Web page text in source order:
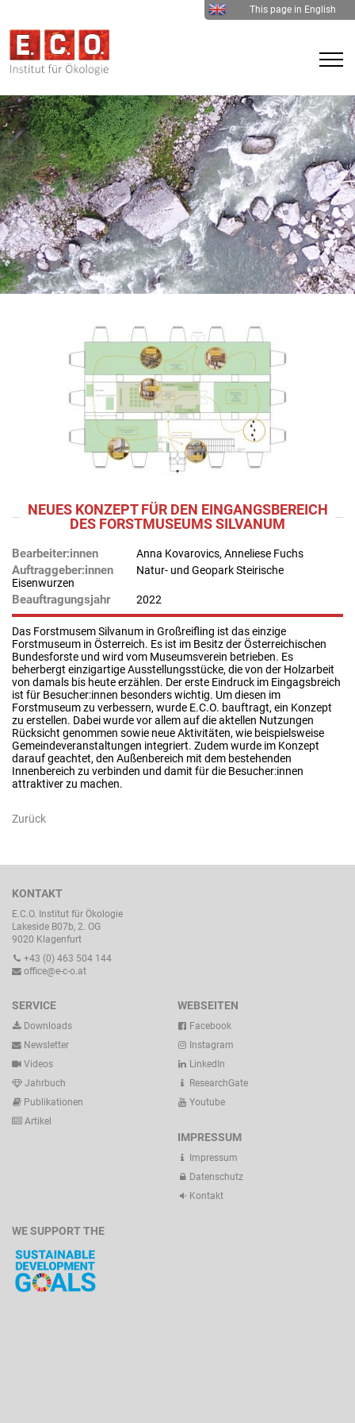
This page in English
NEUES KONZEPT FÜR DEN EINGANGSBEREICH
DES FORSTMUSEUMS SILVANUM
Bearbeiter:innen Anna Kovarovics, Anneliese Fuchs
Auftraggeber:innen
Natur- und Geopark Steirische
Eisenwurzen
Beauftragungsjahr 2022
Das Forstmusem Silvanum in Großreifling ist das einzige
Forstmuseum in Österreich. Es ist im Besitz der Österreichischen
Bundesforste und wird vom Museumsverein betrieben. Es
beherbergt einzigartige Ausstellungsstücke, die von der Holzarbeit
von damals bis heute erzählen. Der erste Eindruck im Eingagsbreich
ist für Besucher:innen besonders wichtig. Um diesen im
Forstmuseum zu verbessern, wurde E.C.O. bauftragt, ein Konzept
zu erstellen. Dabei wurde vor allem auf die aktellen Nutzungen
Rücksicht genommen sowie neue Aktivitäten, wie beispielsweise
Gemeindeveranstaltungen integriert. Zudem wurde im Konzept
darauf geachtet, den Außenbereich mit dem bestehenden
Innenbereich zu verbinden und damit für die Besucher:innen
attraktiver zu machen.
Zurück
KONTAKT
E.C.O. Institut für Ökologie
Lakeside B07b, 2. OG
9020 Klagenfurt
+43 (0) 463 504 144
office@e-c-o.at
SERVICE
Downloads
Newsletter
Videos
Jahrbuch
Publikationen
Artikel
WEBSEITEN
Facebook
Instagram
LinkedIn
ResearchGate
Youtube
IMPRESSUM
Impressum
Datenschutz
Kontakt
WE SUPPORT THE